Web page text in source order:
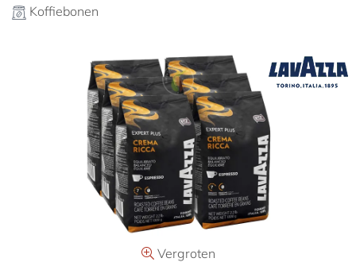
Onderhoud
Accessoires
Merken
Aanbiedingen
Koffiebonen
Vergroten